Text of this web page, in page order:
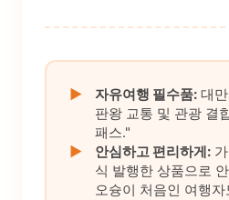
▶ 자유여행 필수품: 대
판왕 교통 및 관광 결
패스."
▶
안심하고 편리하게:
식 발행한 상품으로
오슝이 처음인 여행